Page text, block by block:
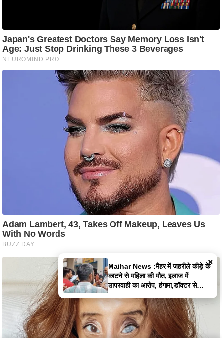
×
Maihar News :मैहर में जहरीले कीड़े के
काटने से महिला की मौत, इलाज में
लापरवाही का आरोप, हंगामा,डॉक्टर से